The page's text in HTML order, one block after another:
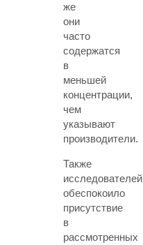
же
они
часто
содержатся
в
меньшей
концентрации,
чем
указывают
производители.
Также
исследователей
обеспокоило
присутствие
в
рассмотренных